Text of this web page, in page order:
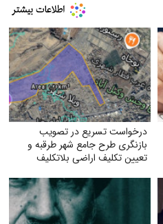
درخواست تسریع در تصویب
بازنگری طرح جامع شهر طرقبه و
تعیین تکلیف اراضی بلاتکلیف